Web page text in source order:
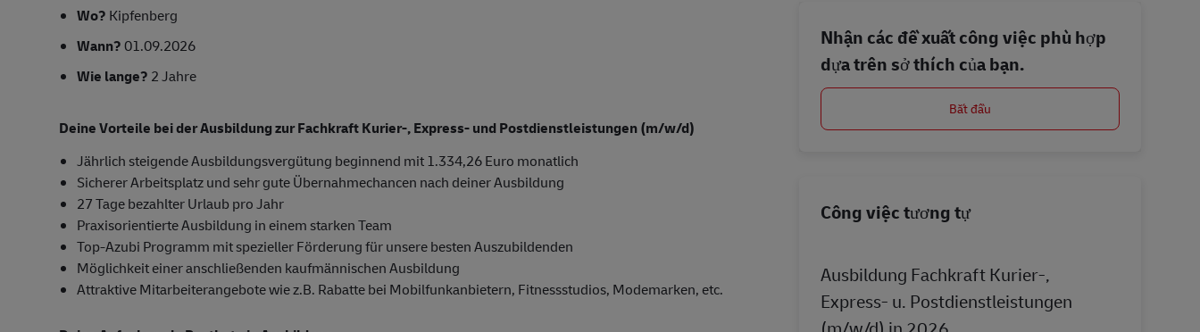
Wo? Kipfenberg
Wann?01.09.2026
Wie lange? 2 Jahre
Deine Vorteile bei der Ausbildung zur Fachkraft Kurier-, Express- und Postdienstleistungen (m/w/d)
Jährlich steigende Ausbildungsvergütung beginnend mit 1.334,26 Euro monatlich
Sicherer Arbeitsplatz und sehr gute Übernahmechancen nach deiner Ausbildung
27 Tage bezahlter Urlaub pro Jahr
Praxisorientierte Ausbildung in einem starken Team
Top-Azubi Programm mit spezieller Förderung für unsere besten Auszubildenden
Möglichkeit einer anschließenden kaufmännischen Ausbildung
Attraktive Mitarbeiterangebote wie z.B. Rabatte bei Mobilfunkanbietern, Fitnessstudios, Modemarken, etc.
Nhận các đề xuất công việc phù hợp
dựa trên sở thích của bạn.
Bắt đầu
Công việc tương tự
Ausbildung Fachkraft Kurier-,
Express- u. Postdienstleistungen